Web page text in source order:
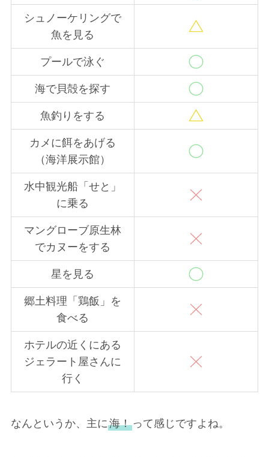
シュノーケリングで
魚を見る
プールで泳ぐ
海で貝殻を探す
魚釣りをする
カメに餌をあげる
（海洋展示館）
水中観光船「せと」
に乗る
マングローブ原生林
でカヌーをする
星を見る
郷土料理「鶏飯」を
食べる
ホテルの近くにある
ジェラート屋さんに
行く
なんというか、主に海！って感じですよね。